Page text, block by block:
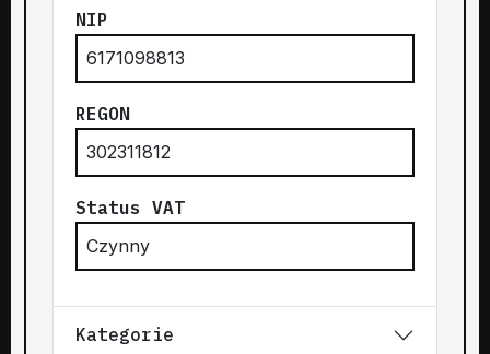
NIP
6171098813
REGON
302311812
Status VAT
Czynny
Kategorie